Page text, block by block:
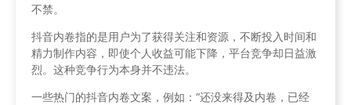
不禁。
抖音内卷指的是用户为了获得关注和资源，不断投入时间和
精力制作内容，即使个人收益可能下降，平台竞争却日益激
烈。这种竞争行为本身并不违法。
一些热门的抖音内卷文案，例如：“还没来得及内卷，已经